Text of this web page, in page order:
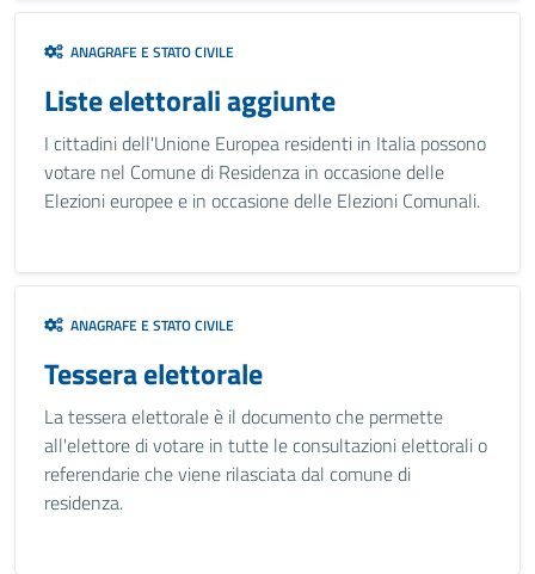
ANAGRAFE E STATO CIVILE
Liste elettorali aggiunte
I cittadini dell'Unione Europea residenti in Italia possono
votare nel Comune di Residenza in occasione delle
Elezioni europee e in occasione delle Elezioni Comunali.
ANAGRAFE E STATO CIVILE
Tessera elettorale
La tessera elettorale è il documento che permette
all'elettore di votare in tutte le consultazioni elettorali o
referendarie che viene rilasciata dal comune di
residenza.